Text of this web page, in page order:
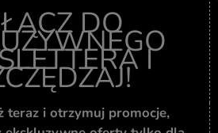
DO
I
teraz i otrzymuj promocje,